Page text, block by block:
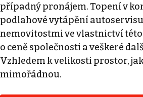
případný pronájem. Topení v
podlahové vytápění
nemovitostmi ve vlastnictví
o ceně společnosti a veškeré
Vzhledem k velikosti prostor,
mimořádnou.